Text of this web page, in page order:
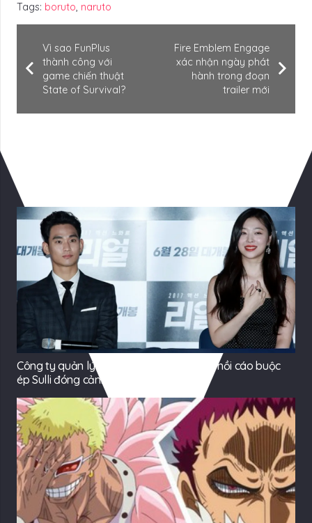
Tags: boruto, naruto
Vì sao FunPlus
thành công với
game chiến thuật
State of Survival?
Fire Emblem Engage
xác nhận ngày phát
hành trong đoạn
trailer mới
Công ty quản lý của Kim Soo Hyun phản hồi cáo buộc
ép Sulli đóng cảnh nhạy cảm